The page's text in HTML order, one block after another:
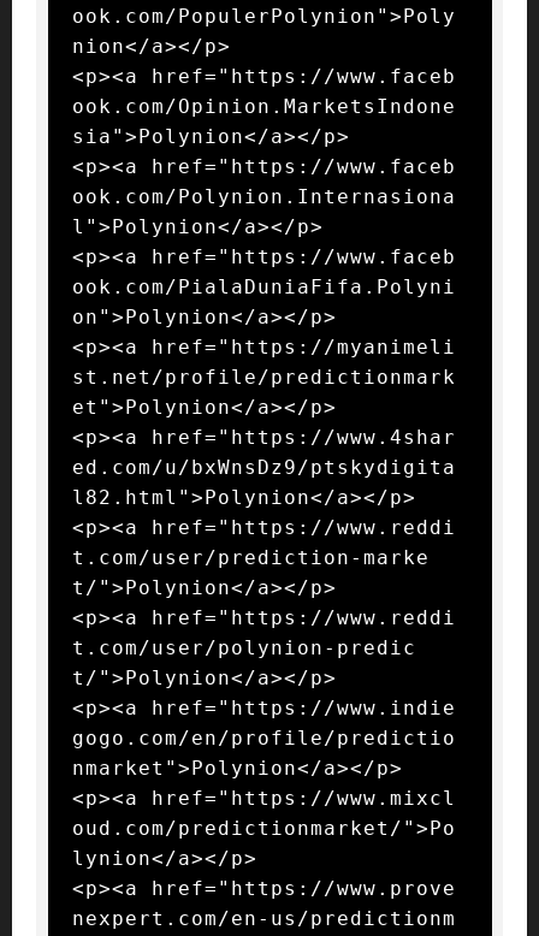
ook.com/PopulerPolynion">Poly
nion</a></p>
<p><a href="https://www.faceb
ook.com/Opinion.MarketsIndone
sia">Polynion</a></p>
<p><a href="https://www.faceb
ook.com/Polynion.Internasiona
l">Polynion</a></p>
<p><a href="https://www.faceb
ook.com/PialaDuniaFifa.Polyni
on">Polynion</a></p>
<p><a href="https://myanimeli
st.net/profile/predictionmark
et">Polynion</a></p>
<p><a href="https://www.4shar
ed.com/u/bxWnsDz9/ptskydigita
l82.html">Polynion</a></p>
<p><a href="https://www.reddi
t.com/user/prediction-marke
t/">Polynion</a></p>
<p><a href="https://www.reddi
t.com/user/polynion-predic
t/">Polynion</a></p>
<p><a href="https://www.indie
gogo.com/en/profile/predictio
nmarket">Polynion</a></p>
<p><a href="https://www.mixcl
oud.com/predictionmarket/">Po
lynion</a></p>
<p><a href="https://www.prove
nexpert.com/en-us/predictionm